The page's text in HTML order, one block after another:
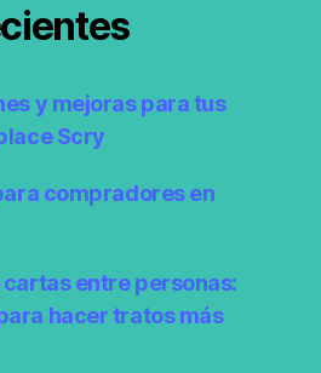
y mejoras para tus
Scry
compradores en
entre personas:
hacer tratos más